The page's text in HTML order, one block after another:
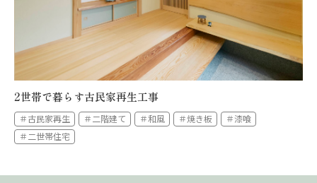
2世帯で暮らす古民家再生工事
＃古民家再生 ＃二階建て ＃和風 ＃焼き板
＃漆喰
＃二世帯住宅